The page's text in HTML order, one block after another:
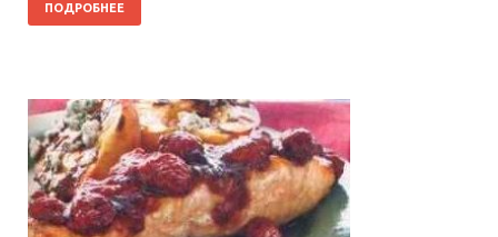
ПОДРОБНЕЕ